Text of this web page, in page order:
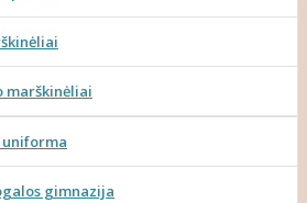
marškinėliai
gimnazija